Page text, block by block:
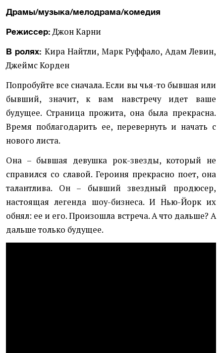
Драмы/музыка/мелодрама/комедия
Режиссер: Джон Карни
В ролях: Кира Найтли, Марк Руффало, Адам Левин,
Джеймс Корден
Попробуйте все сначала. Если вы чья-то бывшая или
бывший, значит, к вам навстречу идет ваше
будущее. Страница прожита, она была прекрасна.
Время поблагодарить ее, перевернуть и начать с
нового листа.
Она – бывшая девушка рок-звезды, который не
справился со славой. Героиня прекрасно поет, она
талантлива. Он – бывший звездный продюсер,
настоящая легенда шоу-бизнеса. И Нью-Йорк их
обнял: ее и его. Произошла встреча. А что дальше? А
дальше только будущее.